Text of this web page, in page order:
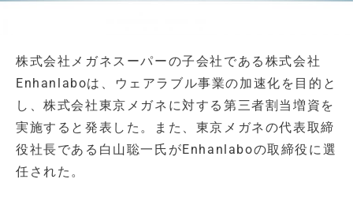
株式会社メガネスーパーの子会社である株式会社
Enhanlaboは、ウェアラブル事業の加速化を目的と
し、株式会社東京メガネに対する第三者割当増資を
実施すると発表した。また、東京メガネの代表取締
役社長である白山聡一氏がEnhanlaboの取締役に選
任された。